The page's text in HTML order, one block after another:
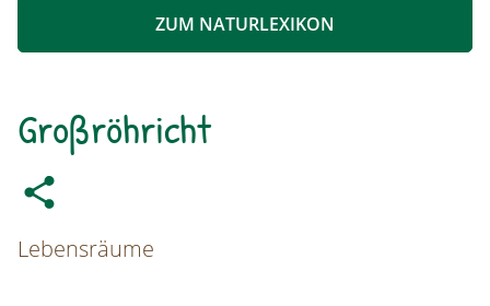
ZUM NATURLEXIKON
Großröhricht
Lebensräume